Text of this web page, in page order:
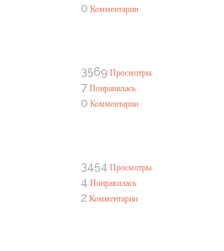
0 Комментарии
3569 Просмотры
7Понравилась
0 Комментарии
3454 Просмотры
4 Понравилась
2 Комментарии